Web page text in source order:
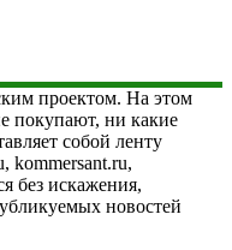
проектом. На этом
покупают, ни какие
собой ленту
kommersant.ru,
без искажения,
новостей